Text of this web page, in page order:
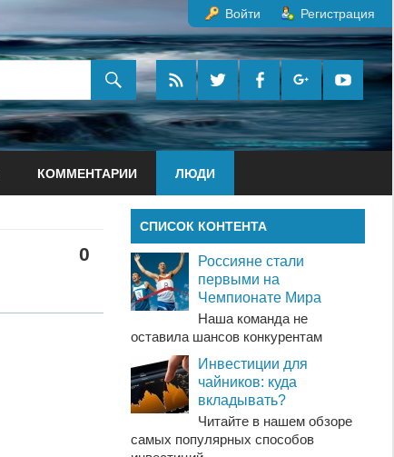
Войти Регистрация
КОММЕНТАРИИ ЛЮДИ
0
СПИСОК КОНТЕНТА
Россияне стали
первыми на
Чемпионате Мира
Наша команда не
оставила шансов конкурентам
Инвестиции для
чайников: куда
вкладывать?
Читайте в нашем обзоре
самых популярных способов